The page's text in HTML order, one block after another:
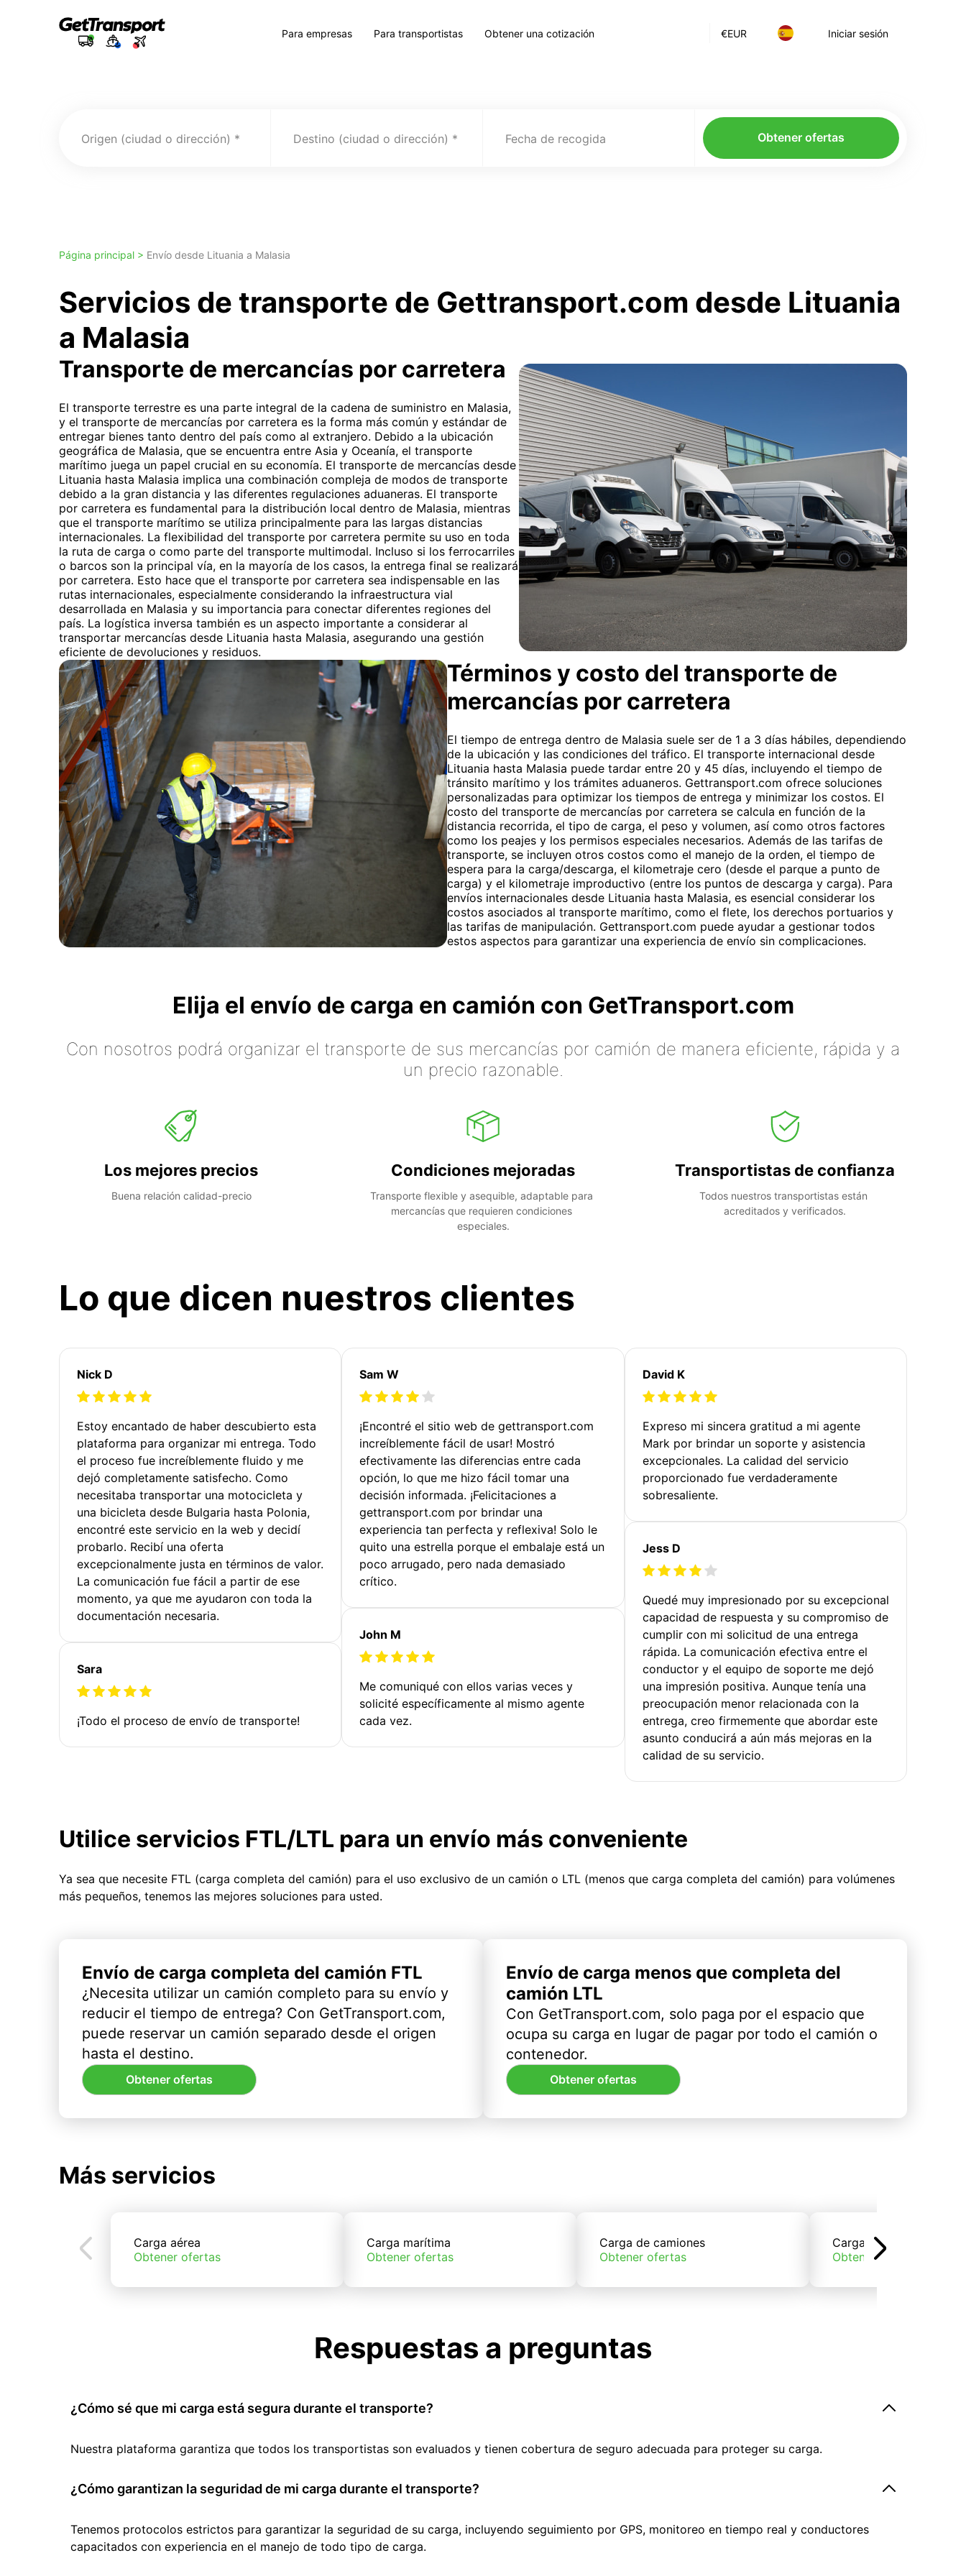
€EUR Iniciar sesión
Para empresas Para transportistas Obtener una cotización
Origen (ciudad o dirección) Destino (ciudad o dirección) Fecha de recogida Obtener ofertas
Página principal > Envío desde Lituania a Malasia
Servicios de transporte de Gettransport.com desde Lituania
a Malasia
Transporte de mercancías por carretera
El transporte terrestre es una parte integral de la cadena de suministro en Malasia,
y el transporte de mercancías por carretera es la forma más común y estándar de
entregar bienes tanto dentro del país como al extranjero. Debido a la ubicación
geográfica de Malasia, que se encuentra entre Asia y Oceanía, el transporte
marítimo juega un papel crucial en su economía. El transporte de mercancías desde
Lituania hasta Malasia implica una combinación compleja de modos de transporte
debido a la gran distancia y las diferentes regulaciones aduaneras. El transporte
por carretera es fundamental para la distribución local dentro de Malasia, mientras
que el transporte marítimo se utiliza principalmente para las largas distancias
internacionales. La flexibilidad del transporte por carretera permite su uso en toda
la ruta de carga o como parte del transporte multimodal. Incluso si los ferrocarriles
o barcos son la principal vía, en la mayoría de los casos, la entrega final se realizará
por carretera. Esto hace que el transporte por carretera sea indispensable en las
rutas internacionales, especialmente considerando la infraestructura vial
desarrollada en Malasia y su importancia para conectar diferentes regiones del
país. La logística inversa también es un aspecto importante a considerar al
transportar mercancías desde Lituania hasta Malasia, asegurando una gestión
eficiente de devoluciones y residuos.
Términos y costo del transporte de
mercancías por carretera
El tiempo de entrega dentro de Malasia suele ser de 1 a 3 días hábiles, dependiendo
de la ubicación y las condiciones del tráfico. El transporte internacional desde
Lituania hasta Malasia puede tardar entre 20 y 45 días, incluyendo el tiempo de
tránsito marítimo y los trámites aduaneros. Gettransport.com ofrece soluciones
personalizadas para optimizar los tiempos de entrega y minimizar los costos. El
costo del transporte de mercancías por carretera se calcula en función de la
distancia recorrida, el tipo de carga, el peso y volumen, así como otros factores
como los peajes y los permisos especiales necesarios. Además de las tarifas de
transporte, se incluyen otros costos como el manejo de la orden, el tiempo de
espera para la carga/descarga, el kilometraje cero (desde el parque a punto de
carga) y el kilometraje improductivo (entre los puntos de descarga y carga). Para
envíos internacionales desde Lituania hasta Malasia, es esencial considerar los
costos asociados al transporte marítimo, como el flete, los derechos portuarios y
las tarifas de manipulación. Gettransport.com puede ayudar a gestionar todos
estos aspectos para garantizar una experiencia de envío sin complicaciones.
Elija el envío de carga en camión con GetTransport.com
Con nosotros podrá organizar el transporte de sus mercancías por camión de manera eficiente, rápida y a
un precio razonable.
Los mejores precios
Buena relación calidad-precio
Condiciones mejoradas
Transporte flexible y asequible, adaptable para
mercancías que requieren condiciones
especiales.
Transportistas de confianza
Todos nuestros transportistas están
acreditados y verificados.
Lo que dicen nuestros clientes
Nick D
Estoy encantado de haber descubierto esta
plataforma para organizar mi entrega. Todo
el proceso fue increíblemente fluido y me
dejó completamente satisfecho. Como
necesitaba transportar una motocicleta y
una bicicleta desde Bulgaria hasta Polonia,
encontré este servicio en la web y decidí
probarlo. Recibí una oferta
excepcionalmente justa en términos de valor.
La comunicación fue fácil a partir de ese
momento, ya que me ayudaron con toda la
documentación necesaria.
Sara
¡Todo el proceso de envío de transporte!
Sam W
¡Encontré el sitio web de gettransport.com
increíblemente fácil de usar! Mostró
efectivamente las diferencias entre cada
opción, lo que me hizo fácil tomar una
decisión informada. ¡Felicitaciones a
gettransport.com por brindar una
experiencia tan perfecta y reflexiva! Solo le
quito una estrella porque el embalaje está un
poco arrugado, pero nada demasiado
crítico.
John M
Me comuniqué con ellos varias veces y
solicité específicamente al mismo agente
cada vez.
David K
Expreso mi sincera gratitud a mi agente
Mark por brindar un soporte y asistencia
excepcionales. La calidad del servicio
proporcionado fue verdaderamente
sobresaliente.
Jess D
Quedé muy impresionado por su excepcional
capacidad de respuesta y su compromiso de
cumplir con mi solicitud de una entrega
rápida. La comunicación efectiva entre el
conductor y el equipo de soporte me dejó
una impresión positiva. Aunque tenía una
preocupación menor relacionada con la
entrega, creo firmemente que abordar este
asunto conducirá a aún más mejoras en la
calidad de su servicio.
Utilice servicios FTL/LTL para un envío más conveniente
Ya sea que necesite FTL (carga completa del camión) para el uso exclusivo de un camión o LTL (menos que carga completa del camión) para volúmenes
más pequeños, tenemos las mejores soluciones para usted.
Envío de carga completa del camión FTL
¿Necesita utilizar un camión completo para su envío y
reducir el tiempo de entrega? Con GetTransport.com,
puede reservar un camión separado desde el origen
hasta el destino.
Obtener ofertas
Envío de carga menos que completa del
camión LTL
Con GetTransport.com, solo paga por el espacio que
ocupa su carga en lugar de pagar por todo el camión o
contenedor.
Obtener ofertas
Más servicios
Carga aérea
Obtener ofertas
Carga marítima
Obtener ofertas
Carga de camiones
Obtener ofertas
Carga de trenes
Obtener ofertas
Respuestas a preguntas
¿Cómo sé que mi carga está segura durante el transporte?
Nuestra plataforma garantiza que todos los transportistas son evaluados y tienen cobertura de seguro adecuada para proteger su carga.
¿Cómo garantizan la seguridad de mi carga durante el transporte?
Tenemos protocolos estrictos para garantizar la seguridad de su carga, incluyendo seguimiento por GPS, monitoreo en tiempo real y conductores
capacitados con experiencia en el manejo de todo tipo de carga.